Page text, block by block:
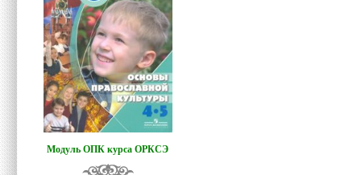
Модуль ОПК курса ОРКСЭ